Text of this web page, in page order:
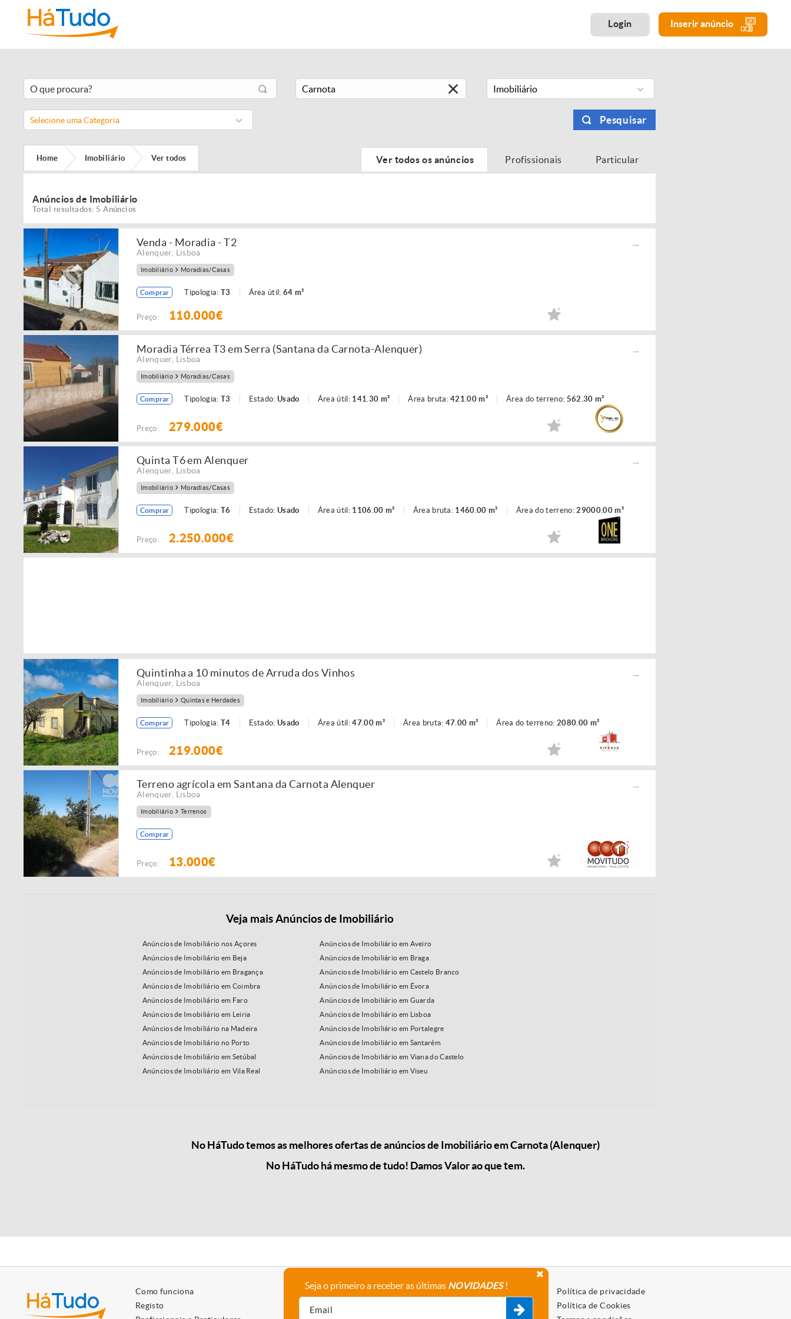
Login Inserir anúncio
Imobiliário
Selecione uma Categoria Pesquisar
Home Imobiliário Ver todos Ver todos os anúncios Profissionais Particular
Anúncios de Imobiliário
Total resultados: 5 Anúncios
Venda - Moradia - T2
Alenquer, Lisboa
Imobiliário Moradias/Casas
Comprar Tipologia: T3 Área útil:64 m²
Preço: 110.000€
Moradia Térrea T3 em Serra (Santana da Carnota-Alenquer)
Alenquer, Lisboa
Imobiliário Moradias/Casas
Comprar Tipologia: T3 Estado:Usado Área útil: 141.30 m² Área bruta:421.00 m² Área do terreno: 562.30 m²
Preço: 279.000€
Quinta T6 em Alenquer
Alenquer, Lisboa
Imobiliário Moradias/Casas
Comprar Tipologia: T6 Estado:Usado Área útil: 1106.00 m² Área bruta: 1460.00 m² Área do terreno:29000.00 m²
Preço: 2.250.000€
Quintinha a 10 minutos de Arruda dos Vinhos
Alenquer, Lisboa
Imobiliário Quintas e Herdades
Comprar Tipologia: T4 Estado:Usado Área útil:47.00 m² Área bruta: 47.00 m² Área do terreno: 2080.00 m²
Preço: 219.000€
Terreno agrícola em Santana da Carnota Alenquer
Alenquer, Lisboa
Imobiliário Terrenos
Comprar
Preço: 13.000€
Veja mais Anúncios de Imobiliário
Anúncios de Imobiliário nos Açores
Anúncios de Imobiliário em Aveiro
Anúncios de Imobiliário em Beja
Anúncios de Imobiliário em Braga
Anúncios de Imobiliário em Bragança
Anúncios de Imobiliário em Castelo Branco
Anúncios de Imobiliário em Coimbra
Anúncios de Imobiliário em Évora
Anúncios de Imobiliário em Faro
Anúncios de Imobiliário em Guarda
Anúncios de Imobiliário em Leiria
Anúncios de Imobiliário em Lisboa
Anúncios de Imobiliário na Madeira
Anúncios de Imobiliário em Portalegre
Anúncios de Imobiliário no Porto
Anúncios de Imobiliário em Santarém
Anúncios de Imobiliário em Setúbal
Anúncios de Imobiliário em Viana do Castelo
Anúncios de Imobiliário em Vila Real
Anúncios de Imobiliário em Viseu
No HáTudo temos as melhores ofertas de anúncios de Imobiliário em Carnota (Alenquer)
No HáTudo há mesmo de tudo! Damos Valor ao que tem.
Como funciona
Registo
A empresa
Política de privacidade
Política de Cookies
Seja o primeiro a receber as últimas NOVIDADES!